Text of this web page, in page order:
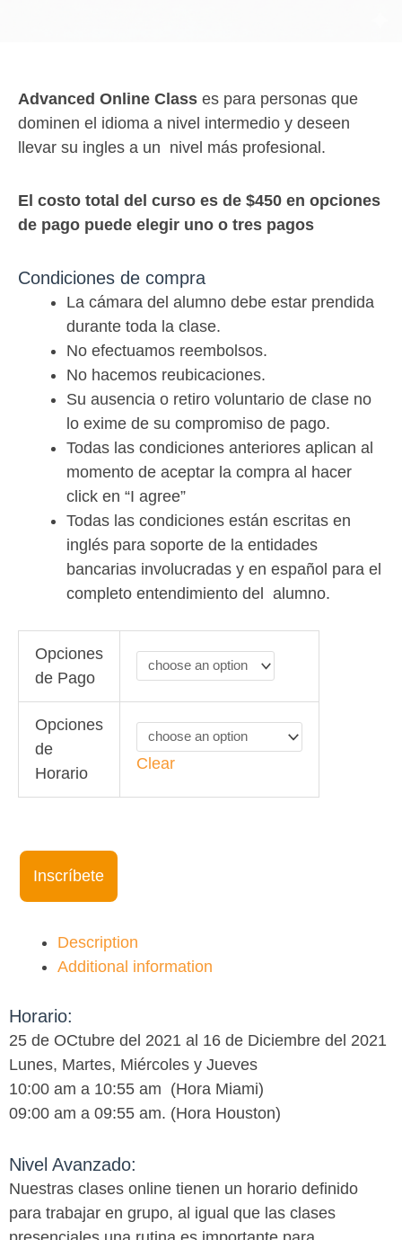
Advanced Online Class es para personas que
dominen el idioma a nivel intermedio y deseen
llevar su ingles a un nivel más profesional.
El costo total del curso es de $450 en opciones
de pago puede elegir uno o tres pagos
Condiciones de compra
La cámara del alumno debe estar prendida
durante toda la clase.
No efectuamos reembolsos.
No hacemos reubicaciones.
Su ausencia o retiro voluntario de clase no
lo exime de su compromiso de pago.
Todas las condiciones anteriores aplican al
momento de aceptar la compra al hacer
click en “I agree”
Todas las condiciones están escritas en
inglés para soporte de la entidades
bancarias involucradas y en español para el
completo entendimiento del alumno.
Opciones
de Pago
Opciones
de
Horario
Clear
Online
EST
25Oct21-
Inscríbete
Description
Additional information
Horario:
25 de OCtubre del 2021 al 16 de Diciembre del 2021
Lunes, Martes, Miércoles y Jueves
10:00 am a 10:55 am (Hora Miami)
09:00 am a 09:55 am. (Hora Houston)
Nivel Avanzado:
Nuestras clases online tienen un horario definido
para trabajar en grupo, al igual que las clases